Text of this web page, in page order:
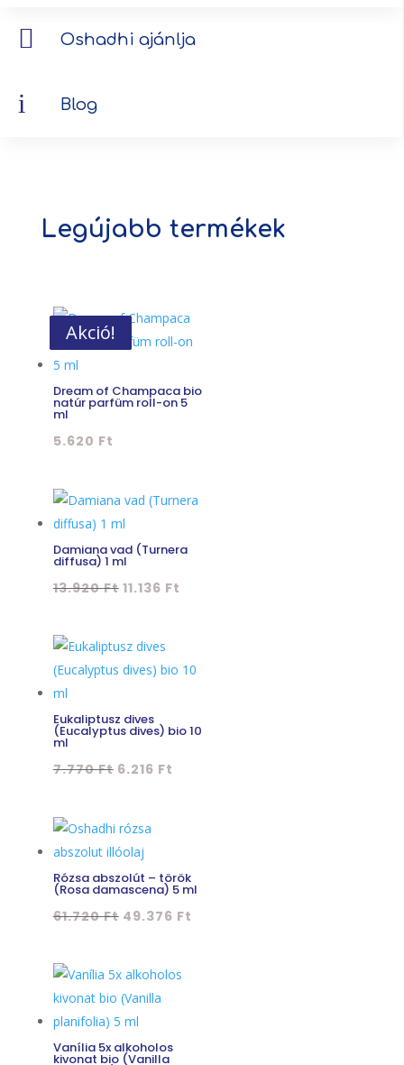
 Oshadhi ajánlja
i Blog
Legújabb termékek
Dream of Champaca bio
natúr parfüm roll-on 5
ml
5.620 Ft
Akció!
Damiana vad (Turnera
diffusa) 1 ml
13.920Ft Original
13.920 Ft.
11.136 Ft
Akció!
Eukaliptusz dives
(Eucalyptus dives) bio 10
ml
7.770Ft Original
7.770 Ft.
6.216 Ft
Akció!
Rózsa abszolút – török
(Rosa damascena) 5 ml
61.720Ft Original
61.720 Ft.
49.376 Ft
Akció!
Vanília 5x alkoholos
kivonat bio (Vanilla